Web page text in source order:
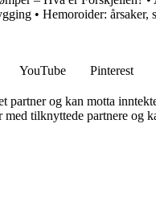
• Hemoroider: årsaker,
YouTube Pinterest
og kan motta
tilknyttede partnere og